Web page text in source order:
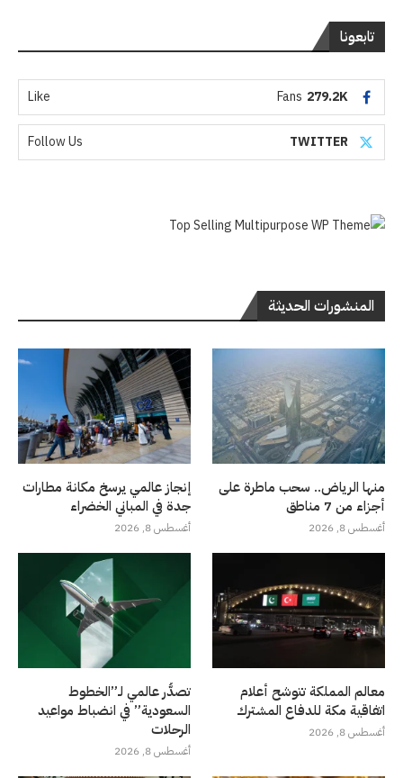
تابعونا
279.2K
Fans
Like
TWITTER
Follow Us
المنشورات الحديثة
منها الرياض.. سحب ماطرة على
أجزاء من 7 مناطق
أغسطس 8, 2026
إنجاز عالمي يرسخ مكانة مطارات
جدة في المباني الخضراء
أغسطس 8, 2026
معالم المملكة تتوشح أعلام
اتفاقية مكة للدفاع المشترك
أغسطس 8, 2026
تصدُّر عالمي لـ”الخطوط
السعودية” في انضباط مواعيد
الرحلات
أغسطس 8, 2026